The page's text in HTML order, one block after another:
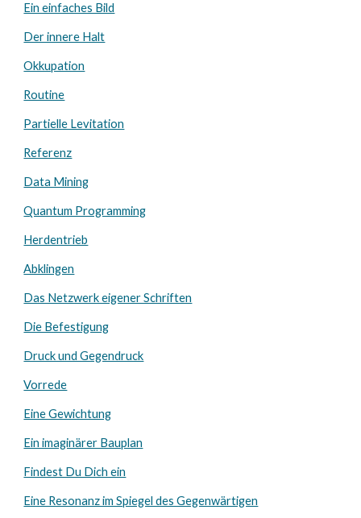
Ein einfaches Bild
Der innere Halt
Okkupation
Routine
Partielle Levitation
Referenz
Data Mining
Quantum Programming
Herdentrieb
Abklingen
Das Netzwerk eigener Schriften
Die Befestigung
Druck und Gegendruck
Vorrede
Eine Gewichtung
Ein imaginärer Bauplan
Findest Du Dich ein
Eine Resonanz im Spiegel des Gegenwärtigen